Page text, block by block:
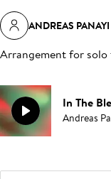
ANDREAS PANAYI
Arrangement for
In The
Andreas